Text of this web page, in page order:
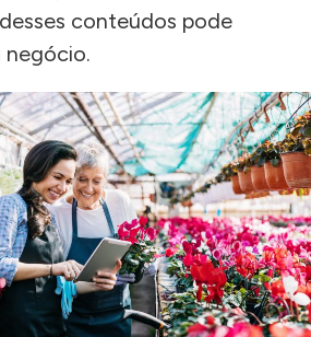
conteúdos pode
negócio.